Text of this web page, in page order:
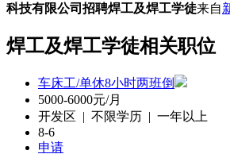
科技有限公司招聘焊工及焊工学徒来自
焊工及焊工学徒相关职位
车床工/单休8小时两班倒
5000-6000元/月
开发区 | 不限学历 | 一年以上
8-6
申请